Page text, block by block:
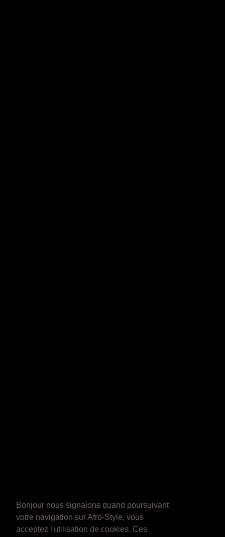
Bonjour nous signalons quand poursuivant
votre navigation sur Afro-Style, vous
acceptez l'utilisation de cookies. Ces